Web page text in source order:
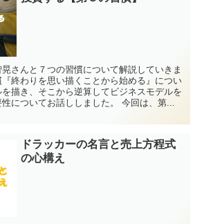
さんと７つの習慣について解説していきま
終わりを思い描くことから始める』につい
描き、そこから逆算してビジネスモデルを
についてお話ししました。 今回は、第...
ドラッカーの名言と売上方程式
の心構え